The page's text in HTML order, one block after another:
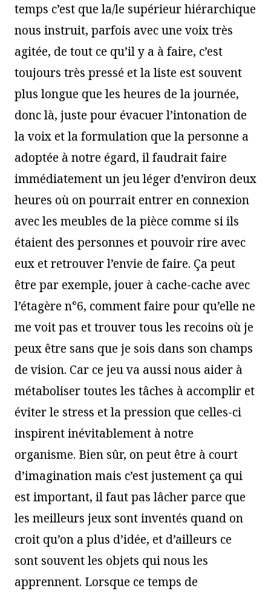
temps c’est que la/le supérieur hiérarchique
nous instruit, parfois avec une voix très
agitée, de tout ce qu’il y a à faire, c’est
toujours très pressé et la liste est souvent
plus longue que les heures de la journée,
donc là, juste pour évacuer l’intonation de
la voix et la formulation que la personne a
adoptée à notre égard, il faudrait faire
immédiatement un jeu léger d’environ deux
heures où on pourrait entrer en connexion
avec les meubles de la pièce comme si ils
étaient des personnes et pouvoir rire avec
eux et retrouver l’envie de faire. Ça peut
être par exemple, jouer à cache-cache avec
l’étagère n°6, comment faire pour qu’elle ne
me voit pas et trouver tous les recoins où je
peux être sans que je sois dans son champs
de vision. Car ce jeu va aussi nous aider à
métaboliser toutes les tâches à accomplir et
éviter le stress et la pression que celles-ci
inspirent inévitablement à notre
organisme. Bien sûr, on peut être à court
d’imagination mais c’est justement ça qui
est important, il faut pas lâcher parce que
les meilleurs jeux sont inventés quand on
croit qu’on a plus d’idée, et d’ailleurs ce
sont souvent les objets qui nous les
apprennent. Lorsque ce temps de